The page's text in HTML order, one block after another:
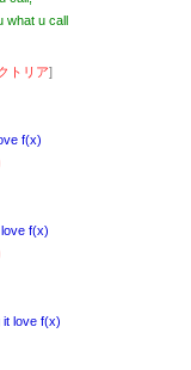
what u call
トリア]
f(x)
f(x)
it love f(x)